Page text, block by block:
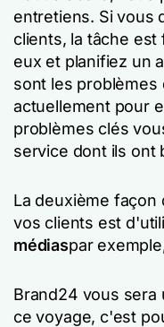
entretiens. Si vous
clients, la tâche
eux et planifiez un
sont les
actuellement pour
problèmes clés
service dont ils ont
La deuxième
vos clients est
médiaspar
Brand24 vous sera
ce voyage, c'est